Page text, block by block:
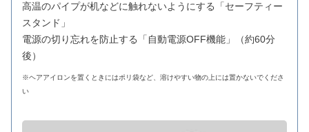
高温のパイプが机などに触れないようにする「セーフティー
スタンド」
電源の切り忘れを防止する「自動電源OFF機能」（約60分
後）
※ヘアアイロンを置くときにはポリ袋など、溶けやすい物の上には置かないでくださ
い